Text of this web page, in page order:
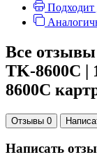
Подходит
Все
TK-8600C |
8600C
Отзывы 0
Написать